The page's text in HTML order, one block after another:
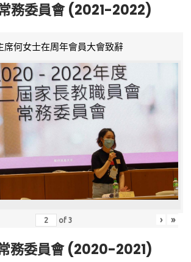
務委員會 (2021-2022)
席何女士在周年會員大會致辭
of3 › »
務委員會 (2020-2021)